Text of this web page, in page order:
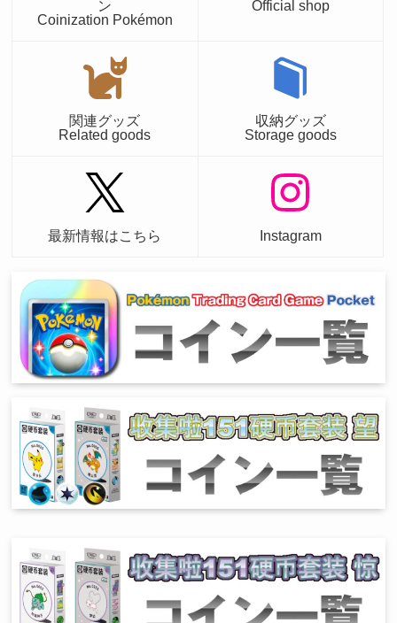
ン
Coinization Pokémon
Official shop
関連グッズ
Related goods
収納グッズ
Storage goods
最新情報はこちら Instagram